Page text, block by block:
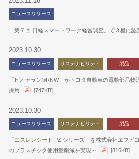
ニュースリリース
「第７回 日経スマートワーク経営調査」で３星に認
2023.10.30
ニュースリリース サステナビリティ 製品
「ピオセラン®RNW」がトヨタ自動車の電動部品物
採用
[747KB]
2023.10.30
ニュースリリース サステナビリティ 製品
「エスレンシート PZ シリーズ」を株式会社エフピ
のプラスチック使用量削減を実現～
[816KB]